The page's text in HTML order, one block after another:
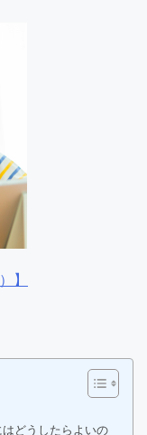
】
どうしたらよいの